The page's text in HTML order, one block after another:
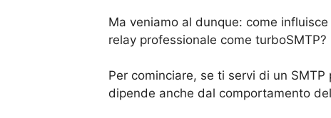
Ma veniamo al dunque: come
relay professionale come turboSMTP?
Per cominciare, se ti servi di un
dipende anche dal comportamento